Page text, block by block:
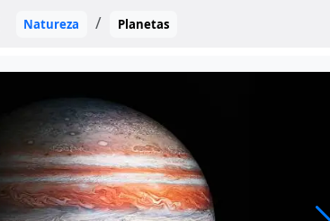
Natureza Planetas